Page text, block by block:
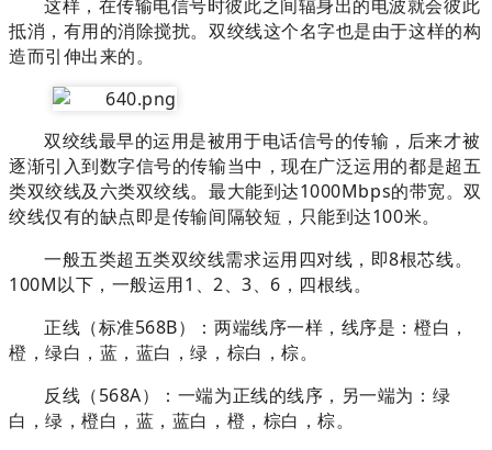
这样，在传输电信号时彼此之间辐身出的电波就会彼此
抵消，有用的消除搅扰。 双绞线这个名字也是由于这样的构
造而引伸出来的。
双绞线最早的运用是被用于电话信号的传输，后来才被
逐渐引入到数字信号的传输当中，现在广泛运用的都是超五
类双绞线及六类双绞线。 最大能到达1000Mbps的带宽。双
绞线仅有的缺点即是传输间隔较短，只能到达100米。
一般五类超五类双绞线需求运用四对线，即8根芯线。
100M以下，一般运用1、2、3、6，四根线。
正线（标准568B）： 两端线序一样，线序是： 橙白，
橙，绿白，蓝，蓝白，绿，棕白，棕。
反线（568A）： 一端为正线的线序，另一端为： 绿
白，绿，橙白，蓝，蓝白，橙，棕白，棕。